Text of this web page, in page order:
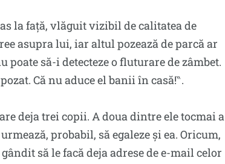
la față, vlăguit vizibil de calitatea de
asupra lui, iar altul pozează de parcă ar
să-i detecteze o fluturare de zâmbet.
Că nu aduce el banii în casă!‶.
deja trei copii. A doua dintre ele tocmai a
probabil, să egaleze și ea. Oricum,
să le facă deja adrese de e-mail celor